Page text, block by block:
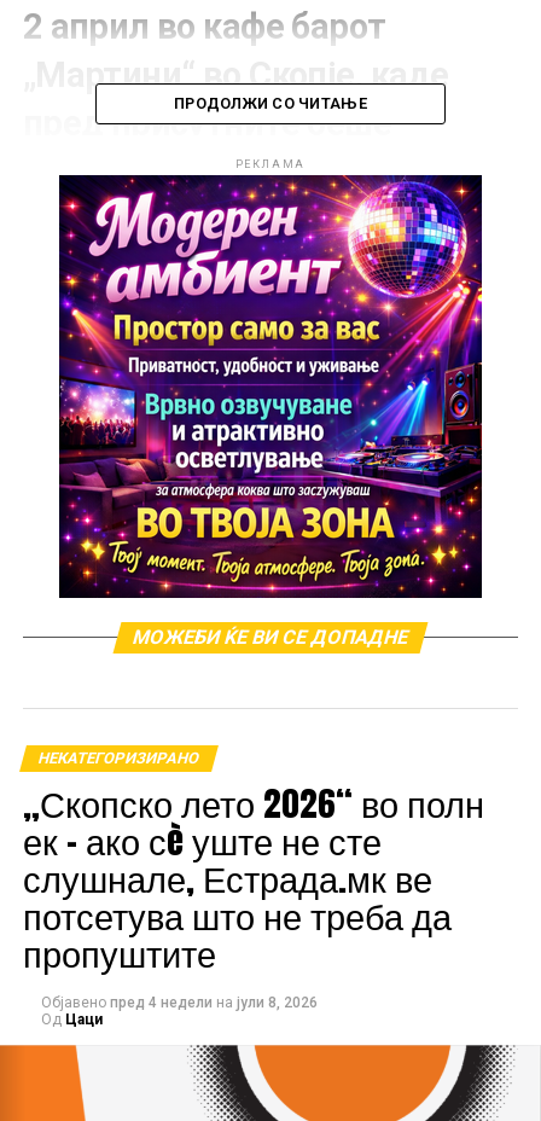
2 април во кафе барот
„Мартини“ во Скопје, каде
пред присутните беше
претставен и видеоспотот за
песната.
Настанот беше заокружен со настап во живо, при
што Ефтимова, придружувана од својот бенд,
изведе дел од своите песни, вклучувајќи го и новиот
сингл. Таа е веќе препознатлива кај помладата
публика, особено на социјалната мрежа ТикТок,
каде брои повеќе од 146 илјади следбеници и
речиси три милиони допаѓања.
„Идеали“ претставува летна поп-композиција, која
носи поинаква емоционална и звучна естетика во
споредба со нејзините претходни изданија. Песната
тематски се осврнува на современиот начин на
живот и вредностите во општеството, со акцент на
личната перспектива и искрен израз.
ПРОДОЛЖИ СО ЧИТАЊЕ
РЕКЛАМА
МОЖЕБИ ЌЕ ВИ СЕ ДОПАДНЕ
НЕКАТЕГОРИЗИРАНО
„Скопско лето 2026“ во полн
ек – ако сè уште не сте
слушнале, Естрада.мк ве
потсетува што не треба да
пропуштите
Објавено пред 4 недели на јули 8, 2026
Од Цаци